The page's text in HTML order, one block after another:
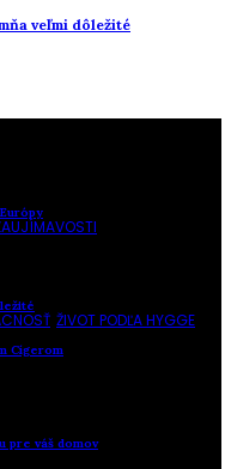
veľmi dôležité
ŽIVOT PODĽA HYGGE
Cígerom
pre váš domov